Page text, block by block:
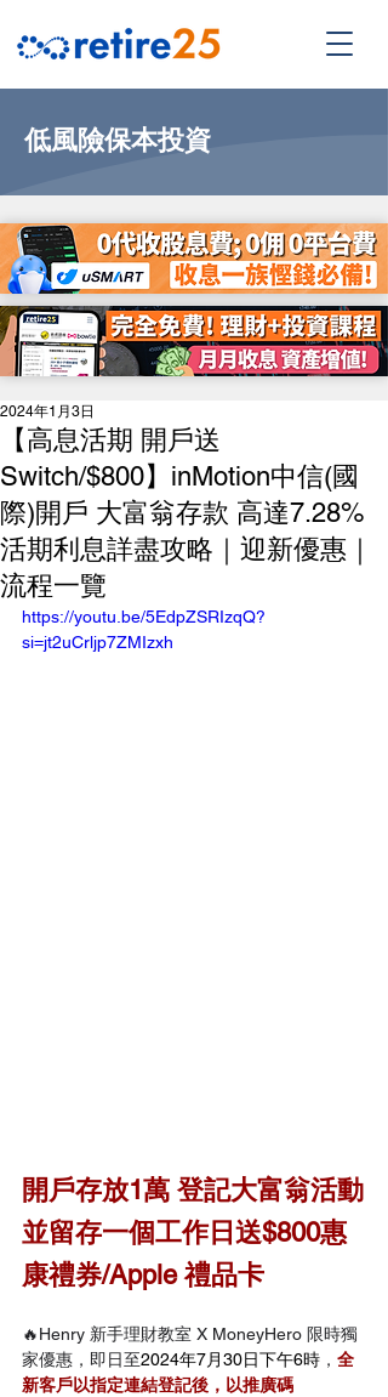
低風險保本投資
【高息活期 開戶送
Switch/$800】inMotion中信(國
際)開戶 大富翁存款 高達7.28%
活期利息詳盡攻略｜迎新優惠｜
流程一覽
2024年1月3日
https://youtu.be/5EdpZSRIzqQ?
si=jt2uCrljp7ZMIzxh
開戶存放1萬 登記大富翁活動
並留存一個工作日送$800惠
康禮券/Apple 禮品卡
🔥Henry 新手理財教室 X MoneyHero 限時獨
家優惠，即日至2024年7月30日下午6時 ， 全
新客戶以指定連結登記後，以推廣碼